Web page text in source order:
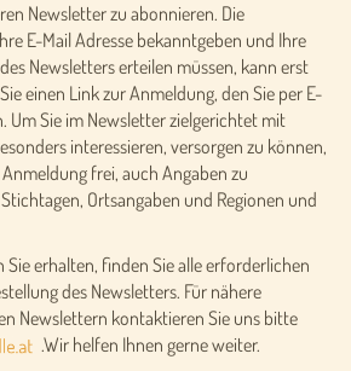
Newsletter zu abonnieren. Die
E-Mail Adresse bekanntgeben und Ihre
Newsletters erteilen müssen, kann erst
einen Link zur Anmeldung, den Sie per E-
Um Sie im Newsletter zielgerichtet mit
interessieren, versorgen zu können,
frei, auch Angaben zu
Ortsangaben und Regionen und
Sie erhalten, finden Sie alle erforderlichen
des Newsletters. Für nähere
Newslettern kontaktieren Sie uns bitte
.Wir helfen Ihnen gerne weiter.